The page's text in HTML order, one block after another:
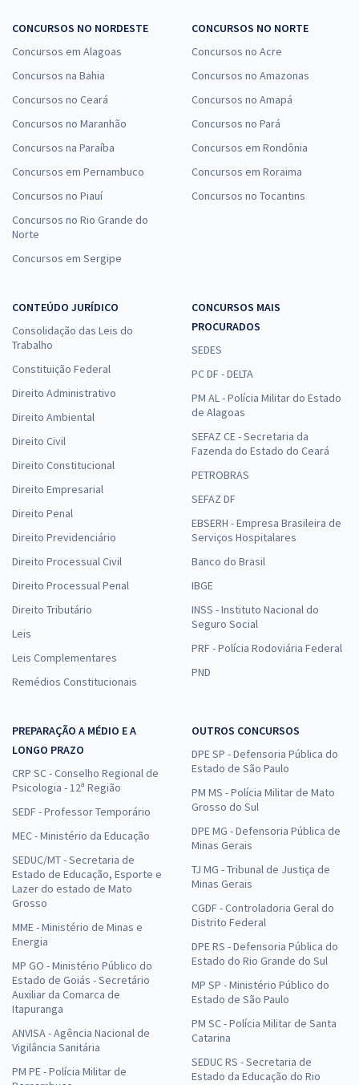
CONCURSOS NO NORDESTE
Concursos em Alagoas
Concursos na Bahia
Concursos no Ceará
Concursos no Maranhão
Concursos na Paraíba
Concursos em Pernambuco
Concursos no Piauí
Concursos no Rio Grande do
Norte
Concursos em Sergipe
CONCURSOS NO NORTE
Concursos no Acre
Concursos no Amazonas
Concursos no Amapá
Concursos no Pará
Concursos em Rondônia
Concursos em Roraima
Concursos no Tocantins
CONTEÚDO JURÍDICO
Consolidação das Leis do
Trabalho
Constituição Federal
Direito Administrativo
Direito Ambiental
Direito Civil
Direito Constitucional
Direito Empresarial
Direito Penal
Direito Previdenciário
Direito Processual Civil
Direito Processual Penal
Direito Tributário
Leis
Leis Complementares
Remédios Constitucionais
CONCURSOS MAIS
PROCURADOS
SEDES
PC DF - DELTA
PM AL - Polícia Militar do Estado
de Alagoas
SEFAZ CE - Secretaria da
Fazenda do Estado do Ceará
PETROBRAS
SEFAZ DF
EBSERH - Empresa Brasileira de
Serviços Hospitalares
Banco do Brasil
IBGE
INSS - Instituto Nacional do
Seguro Social
PRF - Polícia Rodoviária Federal
PND
PREPARAÇÃO A MÉDIO E A
LONGO PRAZO
CRP SC - Conselho Regional de
Psicologia - 12ª Região
SEDF - Professor Temporário
MEC - Ministério da Educação
SEDUC/MT - Secretaria de
Estado de Educação, Esporte e
Lazer do estado de Mato
Grosso
MME - Ministério de Minas e
Energia
MP GO - Ministério Público do
Estado de Goiás - Secretário
Auxiliar da Comarca de
Itapuranga
ANVISA - Agência Nacional de
Vigilância Sanitária
PM PE - Polícia Militar de
OUTROS CONCURSOS
DPE SP - Defensoria Pública do
Estado de São Paulo
PM MS - Polícia Militar de Mato
Grosso do Sul
DPE MG - Defensoria Pública de
Minas Gerais
TJ MG - Tribunal de Justiça de
Minas Gerais
CGDF - Controladoria Geral do
Distrito Federal
DPE RS - Defensoria Pública do
Estado do Rio Grande do Sul
MP SP - Ministério Público do
Estado de São Paulo
PM SC - Polícia Militar de Santa
Catarina
SEDUC RS - Secretaria de
Estado da Educação do Rio